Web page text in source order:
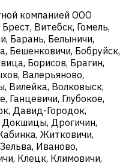
компанией ООО
Витебск, Гомель,
Барань, Белыничи,
Бешенковичи, Бобруйск,
Борисов, Брагин,
Валерьяново,
Вилейка, Волковыск,
Ганцевичи, Глубокое,
Давид-Городок,
Дрогичин,
Житковичи,
Иваново,
Клецк, Климовичи,